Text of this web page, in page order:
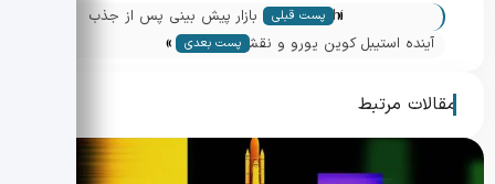
« پست قبلی
Kalshi و رشد بازار پیش بینی پس از جذب
سرمایه 1 میلیارد دلاری
آینده استیبل کوین یورو و نقش اتریوم در
پست بعدی »
مقالات مرتبط